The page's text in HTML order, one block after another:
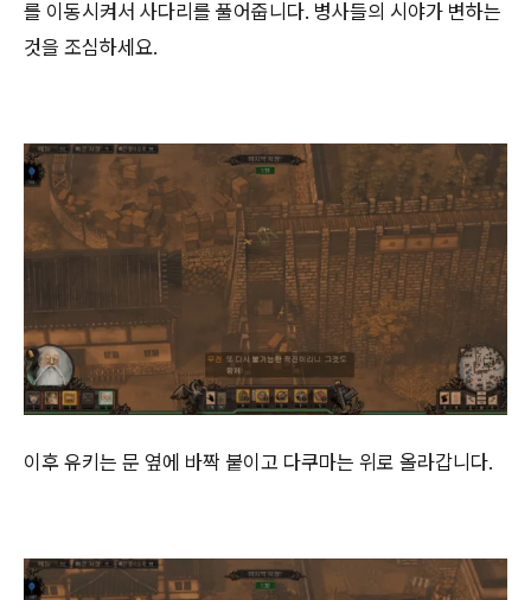
를 이동시켜서 사다리를 풀어줍니다. 병사들의 시야가 변하는
것을 조심하세요.
이후 유키는 문 옆에 바짝 붙이고 다쿠마는 위로 올라갑니다.